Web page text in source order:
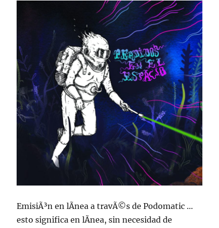
EmisiÃ³n en lÃ­nea a travÃ©s de Podomatic …
esto significa en lÃ­nea, sin necesidad de